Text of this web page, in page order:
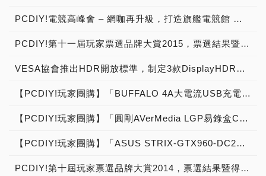
PCDIY!電競高峰會 – 網咖再升級，打造旗艦電競館 →2018/11/21活動展開預告！
PCDIY!第十一屆玩家票選品牌大賞2015，票選結果暨得獎公布！
VESA協會推出HDR開放標準，制定3款DisplayHDR認證等級400、600、1000，搭配自我測試工具，推動產業進入下世代HDR新境界，現場直擊快報
【PCDIY!玩家團購】「BUFFALO 4A大電流USB充電座 - iBUFFALO BSMPA09」USB充電器【已結束】
【PCDIY!玩家團購】「圓剛AVerMedia LGP易錄盒C875 USF4特別版」外接式遊戲直播視訊盒【已結束】
【PCDIY!玩家團購】「ASUS STRIX-GTX960-DC2OC-2GD5」顯示卡【已結束】
PCDIY!第十屆玩家票選品牌大賞2014，票選結果暨得獎公布！